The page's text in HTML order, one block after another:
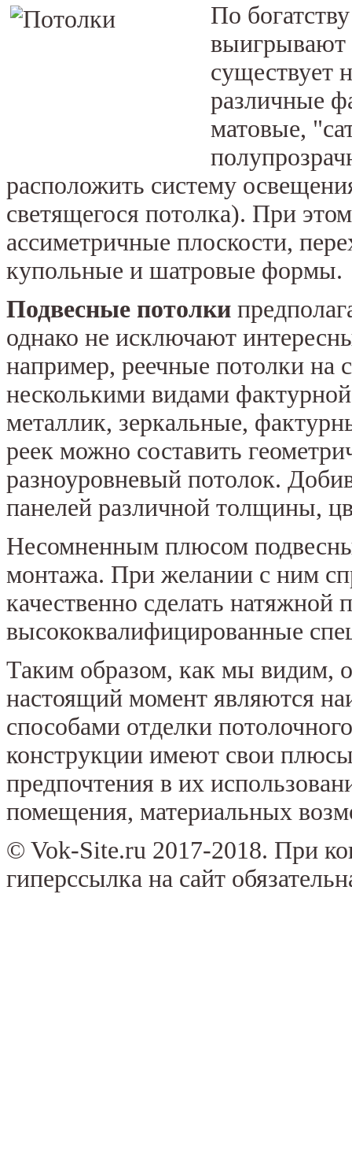
По
выигрывают
существует
различные
матовые,
расположить систему
светящегося потолка). При
ассиметричные плоскости,
купольные и шатровые формы.
Подвесные потолки
однако не исключают
например, реечные потолки на
несколькими видами
металлик, зеркальные,
реек можно составить
разноуровневый потолок.
панелей различной толщины,
Несомненным плюсом
монтажа. При желании с ним
качественно сделать натяжной
высококвалифицированные
Таким образом, как мы видим,
настоящий момент являются
способами отделки
конструкции имеют свои
предпочтения в их
помещения, материальных
© Vok-Site.ru 2017-2018. При
гиперссылка на сайт